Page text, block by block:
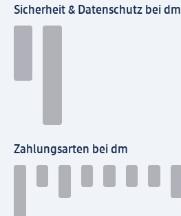
Sicherheit & Datenschutz bei dm
Zahlungsarten bei dm